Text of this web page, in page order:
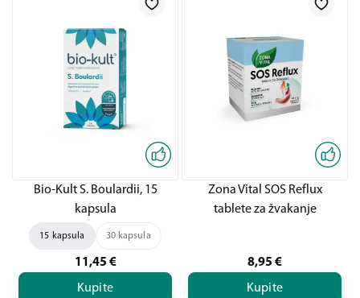
Bio-Kult S. Boulardii, 15
kapsula
15 kapsula 30 kapsula
11,45 €
Kupite
Zona Vital SOS Reflux
tablete za žvakanje
8,95 €
Kupite